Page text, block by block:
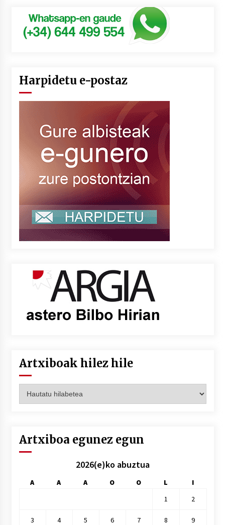
Harpidetu e-postaz
Artxiboak hilez hile
hilez
Artxiboa egunez egun
2026(e)ko abuztua
A A A O O L
I
1
2
3 4 5 6 7 8 9